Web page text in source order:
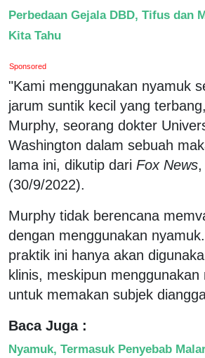
Perbedaan Gejala DBD, Tifus dan
Kita Tahu
Sponsored
"Kami menggunakan nyamuk
jarum suntik kecil yang
Murphy, seorang dokter
Washington dalam sebuah
lama ini, dikutip dari Fox News
(30/9/2022).
Murphy tidak berencana
dengan menggunakan
praktik ini hanya akan
klinis, meskipun
untuk memakan subjek
Baca Juga :
Nyamuk, Termasuk Penyebab